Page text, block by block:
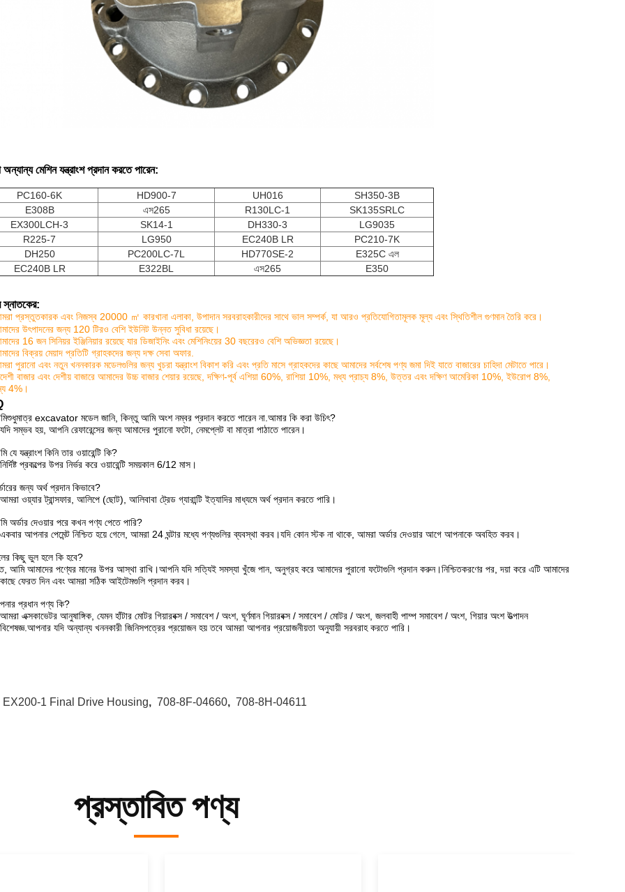
মেশিন যন্ত্রাংশ প্রদান করতে পারেন:
PC160-6K HD900-7 UH016
SH350-3B
E308B
এস265 R130LC-1
SK135SRLC
EX300LCH-3
SK14-1 DH330-3
LG9035
R225-7
LG950 EC240B LR
PC210-7K
DH250
PC200LC-7L HD770SE-2
E325C এল
EC240B LR
E322BL এস265 E350
স্নাতকের:
প্রস্তুতকারক এবং নিজস্ব 20000 ㎡ কারখানা এলাকা, উপাদান সরবরাহকারীদের সাথে ভাল সম্পর্ক, যা আরও প্রতিযোগিতামূলক মূল্য এবং স্থিতিশীল গুণমান তৈরি করে।
উৎপাদনের জন্য 120 টিরও বেশি ইউনিট উন্নত সুবিধা রয়েছে।
16 জন সিনিয়র ইঞ্জিনিয়ার রয়েছে যার ডিজাইনিং এবং মেশিনিংয়ের 30 বছরেরও বেশি অভিজ্ঞতা রয়েছে।
বিক্রয় মেয়াদ প্রতিটি গ্রাহকদের জন্য দক্ষ সেবা অফার.
পুরানো এবং নতুন খননকারক মডেলগুলির জন্য খুচরা যন্ত্রাংশ বিকাশ করি এবং প্রতি মাসে গ্রাহকদের কাছে আমাদের সর্বশেষ পণ্য জমা দিই যাতে বাজারের চাহিদা মেটাতে পারে।
বাজার এবং দেশীয় বাজারে আমাদের উচ্চ বাজার শেয়ার রয়েছে, দক্ষিণ-পূর্ব এশিয়া 60%, রাশিয়া 10%, মধ্য প্রাচ্য 8%, উত্তর এবং দক্ষিণ আমেরিকা 10%, ইউরোপ 8%,
4%।
শুধুমাত্র excavator মডেল জানি, কিন্তু আমি অংশ নম্বর প্রদান করতে পারেন না.আমার কি করা উচিৎ?
যদি সম্ভব হয়, আপনি রেফারেন্সের জন্য আমাদের পুরানো ফটো, নেমপ্লেট বা মাত্রা পাঠাতে পারেন।
যে যন্ত্রাংশ কিনি তার ওয়ারেন্টি কি?
নির্দিষ্ট প্রকল্পের উপর নির্ভর করে ওয়ারেন্টি সময়কাল 6/12 মাস।
জন্য অর্থ প্রদান কিভাবে?
আমরা ওয়্যার ট্রান্সফার, আলিপে (ছোট), আলিবাবা ট্রেড গ্যারান্টি ইত্যাদির মাধ্যমে অর্থ প্রদান করতে পারি।
অর্ডার দেওয়ার পরে কখন পণ্য পেতে পারি?
একবার আপনার পেমেন্ট নিশ্চিত হয়ে গেলে, আমরা 24 ঘন্টার মধ্যে পণ্যগুলির ব্যবস্থা করব।যদি কোন স্টক না থাকে, আমরা অর্ডার দেওয়ার আগে আপনাকে অবহিত করব।
কিছু ভুল হলে কি হবে?
আমি আমাদের পণ্যের মানের উপর আস্থা রাখি।আপনি যদি সত্যিই সমস্যা খুঁজে পান, অনুগ্রহ করে আমাদের পুরানো ফটোগুলি প্রদান করুন।নিশ্চিতকরণের পর, দয়া করে এটি আমাদের
কাছে ফেরত দিন এবং আমরা সঠিক আইটেমগুলি প্রদান করব।
প্রধান পণ্য কি?
আমরা এক্সকাভেটর আনুষাঙ্গিক, যেমন হাঁটার মোটর গিয়ারবক্স / সমাবেশ / অংশ, ঘূর্ণমান গিয়ারবক্স / সমাবেশ / মোটর / অংশ, জলবাহী পাম্প সমাবেশ / অংশ, গিয়ার অংশ উত্পাদন
বিশেষজ্ঞ.আপনার যদি অন্যান্য খননকারী জিনিসপত্রের প্রয়োজন হয় তবে আমরা আপনার প্রয়োজনীয়তা অনুযায়ী সরবরাহ করতে পারি।
EX200-1 Final Drive Housing, 708-8F-04660, 708-8H-04611
প্রস্তাবিত পণ্য